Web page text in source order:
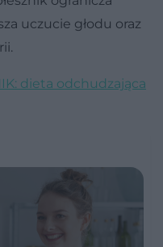
uczucie głodu oraz
dieta odchudzająca